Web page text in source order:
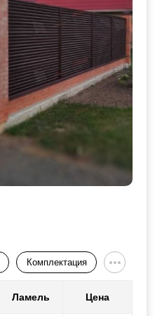
Комплектация
Ламель Цена